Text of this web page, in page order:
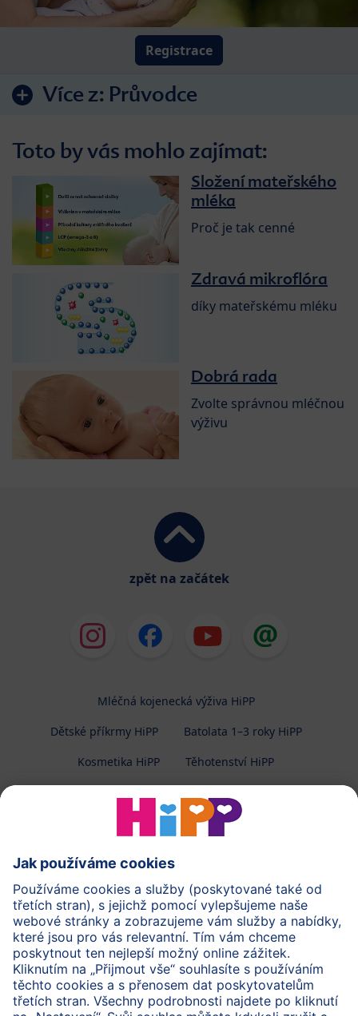
Registrace
Více z: Průvodce
Toto by vás mohlo zajímat:
Složení mateřského
mléka
Proč je tak cenné
Zdravá mikroflóra
díky mateřskému mléku
Dobrá rada
Zvolte správnou mléčnou
výživu
zpět na začátek
Mléčná kojenecká výživa HiPP
Dětské příkrmy HiPP
Batolata 1–3 roky HiPP
Kosmetika HiPP
Těhotenství HiPP
Ochrana osobních údajů
Zpracování osobních údajů (BabyClub)
Zpracování osobních údajů (Fotosoutěž)
Cookies a pravidla užívání webové stránky
Pravidla soutěže (Fotosoutěž)
Všeobecné podmínky
Práva Imprint